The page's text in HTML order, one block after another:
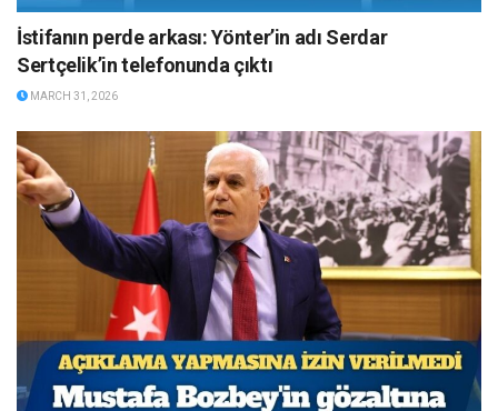
İstifanın perde arkası: Yönter’in adı Serdar
Sertçelik’in telefonunda çıktı
MARCH 31, 2026